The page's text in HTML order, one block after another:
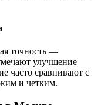
точность —
улучшение
часто сравнивают с
и четким.